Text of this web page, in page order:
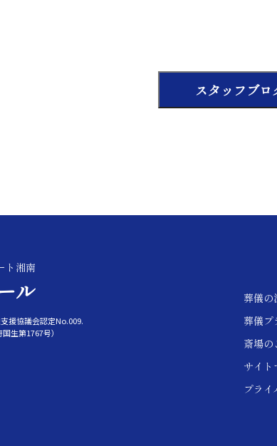
スタッフブロ
ト湘南
ル
援協議会認定No.009.
生第1767号）
葬儀の
葬儀プ
斎場の
サイト
プライ